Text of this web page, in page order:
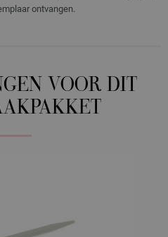
ontvangen.
VOOR DIT